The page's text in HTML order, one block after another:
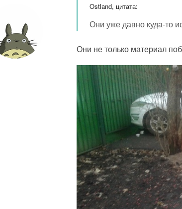
Ostland, цитата:
Они уже давно куда-то
Они не только материал